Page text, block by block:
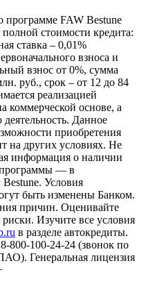
программе FAW Bestune
стоимости кредита:
ставка – 0,01%
взноса и
взнос от 0%, сумма
руб., срок – от 12 до 84
реализацией
коммерческой основе, а
Данное
приобретения
на других условиях. Не
информация о наличии
программы — в
Условия
быть изменены Банком.
причин. Оценивайте
Изучите все условия
в разделе автокредиты.
800-100-24-24 (звонок по
Генеральная лицензия